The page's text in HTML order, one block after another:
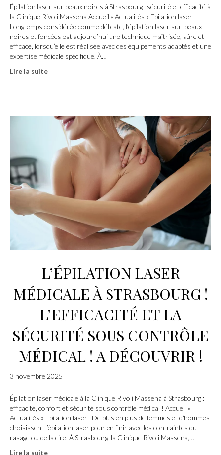
Épilation laser sur peaux noires à Strasbourg : sécurité et efficacité à
la Clinique Rivoli Massena Accueil » Actualités » Epilation laser
Longtemps considérée comme délicate, l’épilation laser sur peaux
noires et foncées est aujourd’hui une technique maîtrisée, sûre et
efficace, lorsqu’elle est réalisée avec des équipements adaptés et une
expertise médicale spécifique. À…
Lire la suite
L’ÉPILATION LASER
MÉDICALE À STRASBOURG !
L’EFFICACITÉ ET LA
SÉCURITÉ SOUS CONTRÔLE
MÉDICAL ! A DÉCOUVRIR !
3 novembre 2025
Épilation laser médicale à la Clinique Rivoli Massena à Strasbourg :
efficacité, confort et sécurité sous contrôle médical ! Accueil »
Actualités » Epilation laser De plus en plus de femmes et d’hommes
choisissent l’épilation laser pour en finir avec les contraintes du
rasage ou de la cire. À Strasbourg, la Clinique Rivoli Massena,…
Lire la suite